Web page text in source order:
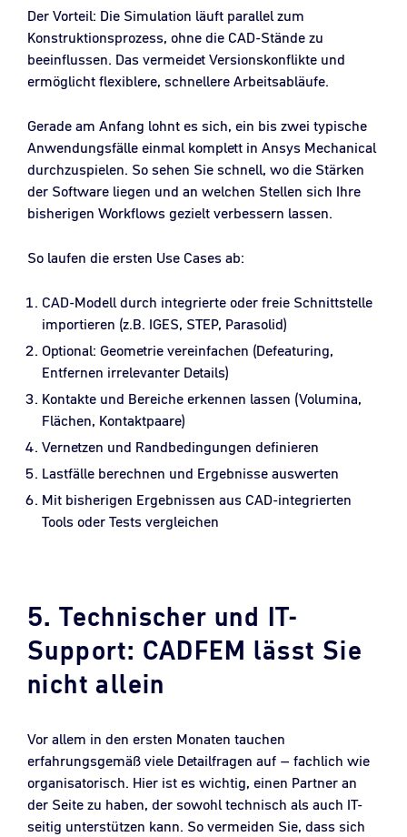
Der Vorteil: Die Simulation läuft parallel zum
Konstruktionsprozess, ohne die CAD-Stände zu
beeinflussen. Das vermeidet Versionskonflikte und
ermöglicht flexiblere, schnellere Arbeitsabläufe.
Gerade am Anfang lohnt es sich, ein bis zwei typische
Anwendungsfälle einmal komplett in Ansys Mechanical
durchzuspielen. So sehen Sie schnell, wo die Stärken
der Software liegen und an welchen Stellen sich Ihre
bisherigen Workflows gezielt verbessern lassen.
So laufen die ersten Use Cases ab:
CAD-Modell durch integrierte oder freie Schnittstelle
importieren (z.B. IGES, STEP, Parasolid)
Optional: Geometrie vereinfachen (Defeaturing,
Entfernen irrelevanter Details)
Kontakte und Bereiche erkennen lassen (Volumina,
Flächen, Kontaktpaare)
Vernetzen und Randbedingungen definieren
Lastfälle berechnen und Ergebnisse auswerten
Mit bisherigen Ergebnissen aus CAD-integrierten
Tools oder Tests vergleichen
5. Technischer und IT-
Support: CADFEM lässt Sie
nicht allein
Vor allem in den ersten Monaten tauchen
erfahrungsgemäß viele Detailfragen auf – fachlich wie
organisatorisch. Hier ist es wichtig, einen Partner an
der Seite zu haben, der sowohl technisch als auch IT-
seitig unterstützen kann. So vermeiden Sie, dass sich